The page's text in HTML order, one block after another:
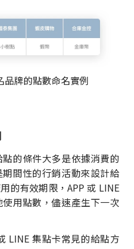
品牌的點數命名實例
的條件大多是依據消費的
間性的行銷活動來設計給
的有效期限，APP 或 LINE
用點數，儘速產生下一次
LINE 集點卡常見的給點方